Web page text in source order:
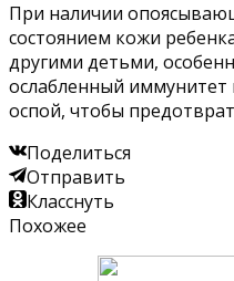
При наличии
состоянием кожи
другими детьми,
ослабленный иммунитет
оспой, чтобы
Поделиться
Отправить
Класснуть
Похожее